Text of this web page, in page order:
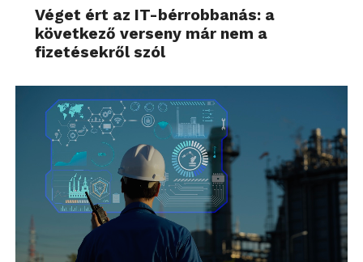
Véget ért az IT-bérrobbanás: a
következő verseny már nem a
fizetésekről szól